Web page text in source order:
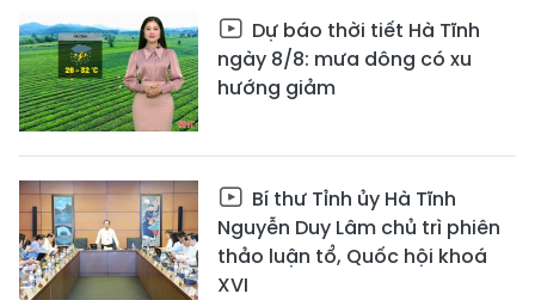
Dự báo thời tiết Hà Tĩnh
ngày 8/8: mưa dông có xu
hướng giảm
Bí thư Tỉnh ủy Hà Tĩnh
Nguyễn Duy Lâm chủ trì phiên
thảo luận tổ, Quốc hội khoá
XVI